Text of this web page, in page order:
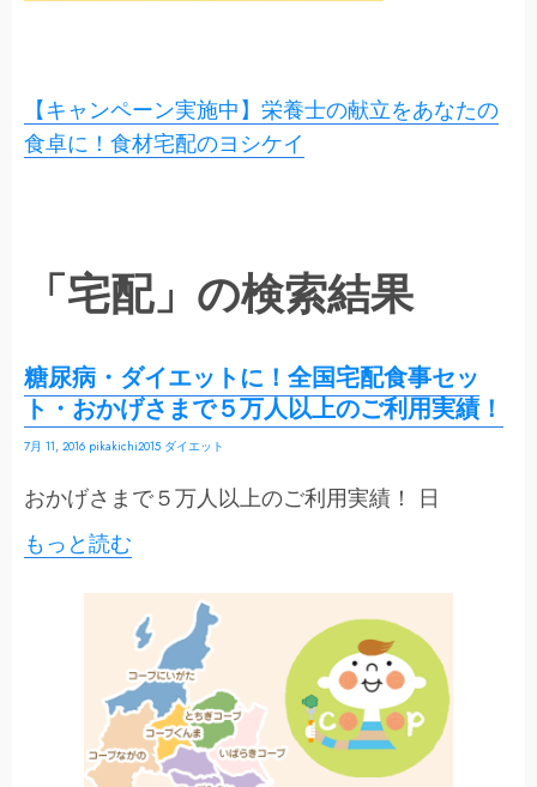
【キャンペーン実施中】栄養士の献立をあなたの
食卓に！食材宅配のヨシケイ
「宅配」の検索結果
糖尿病・ダイエットに！全国宅配食事セッ
ト・おかげさまで５万人以上のご利用実績！
7月 11, 2016 pikakichi2015 ダイエット
おかげさまで５万人以上のご利用実績！ 日
もっと読む